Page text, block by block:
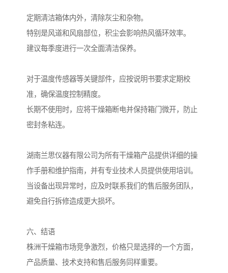
定期清洁箱体内外，清除灰尘和杂物。
特别是风道和风扇部位，积尘会影响热风循环效率。
建议每季度进行一次全面清洁保养。
对于温度传感器等关键部件，应按说明书要求定期校
准，确保温度控制精度。
长期不使用时，应将干燥箱断电并保持箱门微开，防止
密封条粘连。
湖南兰思仪器有限公司为所有干燥箱产品提供详细的操
作手册和维护指南，并有专业技术人员提供使用培训。
当设备出现异常时，应及时联系我们的售后服务团队，
避免自行拆修造成更大损坏。
六、结语
株洲干燥箱市场竞争激烈，价格只是选择的一个方面，
产品质量、技术支持和售后服务同样重要。